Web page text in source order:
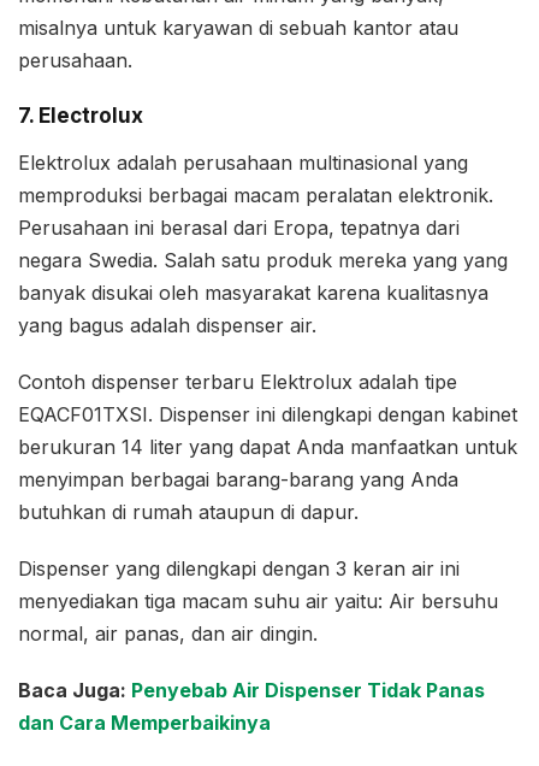
misalnya untuk karyawan di sebuah kantor atau
perusahaan.
7. Electrolux
Elektrolux adalah perusahaan multinasional yang
memproduksi berbagai macam peralatan elektronik.
Perusahaan ini berasal dari Eropa, tepatnya dari
negara Swedia. Salah satu produk mereka yang yang
banyak disukai oleh masyarakat karena kualitasnya
yang bagus adalah dispenser air.
Contoh dispenser terbaru Elektrolux adalah tipe
EQACF01TXSI. Dispenser ini dilengkapi dengan kabinet
berukuran 14 liter yang dapat Anda manfaatkan untuk
menyimpan berbagai barang-barang yang Anda
butuhkan di rumah ataupun di dapur.
Dispenser yang dilengkapi dengan 3 keran air ini
menyediakan tiga macam suhu air yaitu: Air bersuhu
normal, air panas, dan air dingin.
Baca Juga: Penyebab Air Dispenser Tidak Panas
dan Cara Memperbaikinya